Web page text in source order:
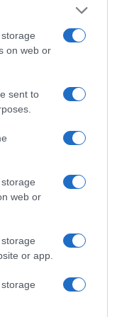
on web or
sent to
web or
or app.
του
101,0 εκατ.
σε
που
τη μείωση των
εκατ. ευρώ.
των
λόγω της
την έκδοση
εκατ. ευρώ), η
των